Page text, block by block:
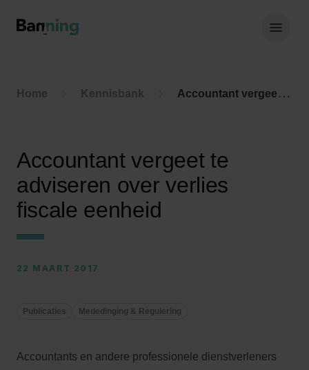
Home Kennisbank Accountant vergeet te adviseren over verlies fiscale eenheid
Accountant vergeet te
adviseren over verlies
fiscale eenheid
22 MAART 2017
Publicaties Mededinging & Regulering
Accountants en andere professionele dienstverleners